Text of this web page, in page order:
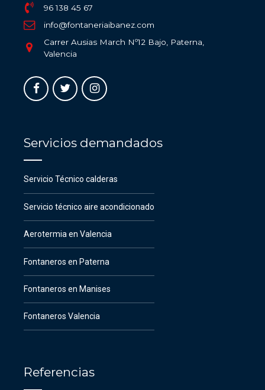
96 138 45 67
info@fontaneriaibanez.com
Carrer Ausias March Nº12 Bajo, Paterna,
Valencia
Servicios demandados
Servicio Técnico calderas
Servicio técnico aire acondicionado
Aerotermia en Valencia
Fontaneros en Paterna
Fontaneros en Manises
Fontaneros Valencia
Referencias